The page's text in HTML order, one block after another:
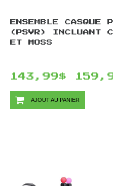
ENSEMBLE CASQUE
(PSVR) INCLUANT
ET MOSS
143,99$
AJOUT AU PANIER